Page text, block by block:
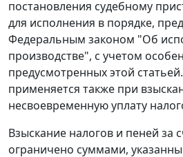
постановления судебному
для исполнения в порядке,
Федеральным законом "Об
производстве", с учетом
предусмотренных этой
применяется также при
несвоевременную уплату
Взыскание налогов и пеней за
ограничено суммами,